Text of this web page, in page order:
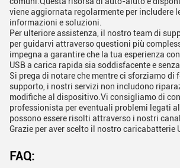
viene aggiornata regolarmente per includere
informazioni e soluzioni.
Per ulteriore assistenza, il nostro team di
per guidarvi attraverso questioni più
impegna a garantire che la tua esperienza
USB a carica rapida sia soddisfacente e
Si prega di notare che mentre ci sforziamo di
supporto, i nostri servizi non includono
modifiche al dispositivo.Vi consigliamo di
professionista per eventuali problemi legati
possono essere risolti attraverso i nostri
Grazie per aver scelto il nostro caricabatterie
FAQ: